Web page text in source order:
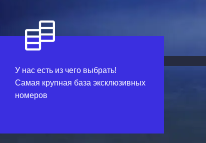
У нас есть из чего выбрать!
Самая крупная база эксклюзивных
номеров